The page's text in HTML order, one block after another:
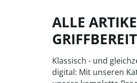
ALLE
GRIFFBEREIT
Klassisch - und
digital: Mit unseren